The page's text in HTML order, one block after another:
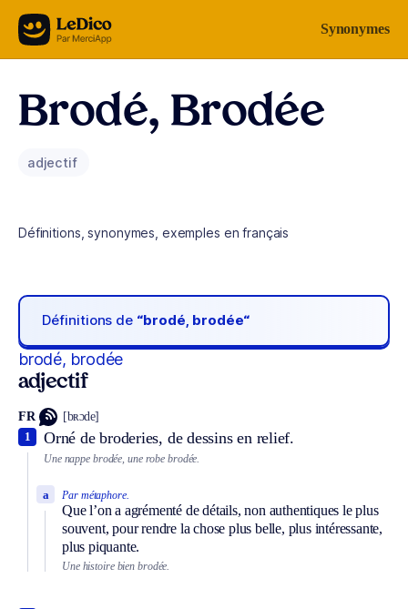
Aller au contenu Synonymes
Brodé, Brodée
adjectif
Définitions, synonymes, exemples en français
Définitions de “brodé, brodée“
brodé, brodée
adjectif
FR [bʀɔde]
Orné de broderies, de dessins en relief.
1
Une nappe brodée, une robe brodée.
Par métaphore.
Que l’on a agrémenté de détails, non authentiques le plus
souvent, pour rendre la chose plus belle, plus intéressante,
plus piquante.
a
Une histoire bien brodée.